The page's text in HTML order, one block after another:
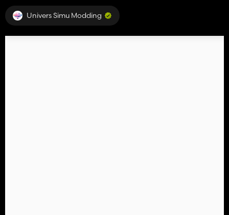
Univers Simu Modding